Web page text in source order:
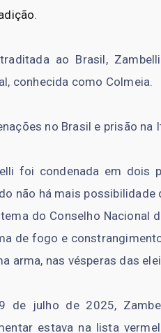
.
ao Brasil,
conhecida como Colmeia.
no Brasil e prisão na
foi condenada em dois
não há mais possibilidade
do Conselho Nacional
de fogo e
arma, nas vésperas das
de julho de 2025,
estava na lista